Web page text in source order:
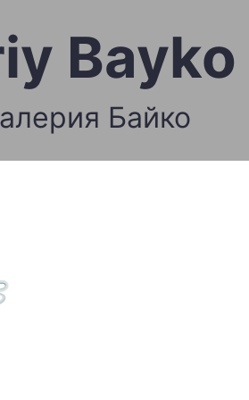
Bayko
Байко
Валерий
BIBLE